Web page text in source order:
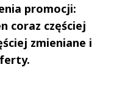
promocji:
coraz częściej
zmieniane i